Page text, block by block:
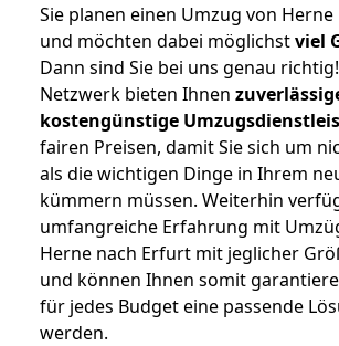
Sie planen einen Umzug von
und möchten dabei möglichstviel
Dann sind Sie bei uns genau
Netzwerk bieten Ihnen
kostengünstige
fairen Preisen, damit Sie sich um
als die wichtigen Dinge in Ihrem
kümmern müssen. Weiterhin
umfangreiche Erfahrung mit
Herne nach Erfurt mit jeglicher
und können Ihnen somit
für jedes Budget eine passende
werden.